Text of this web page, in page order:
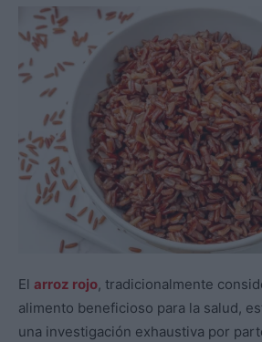
El arroz rojo, tradicionalmente
alimento beneficioso para la salud,
una investigación exhaustiva por